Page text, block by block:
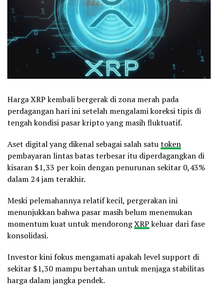
Harga XRP kembali bergerak di zona merah pada
perdagangan hari ini setelah mengalami koreksi tipis di
tengah kondisi pasar kripto yang masih fluktuatif.
Aset digital yang dikenal sebagai salah satutoken
pembayaran lintas batas terbesar itu diperdagangkan di
kisaran $1,33 per koin dengan penurunan sekitar 0,43%
dalam 24 jam terakhir.
Meski pelemahannya relatif kecil, pergerakan ini
menunjukkan bahwa pasar masih belum menemukan
momentum kuat untuk mendorongXRPkeluar dari fase
konsolidasi.
Investor kini fokus mengamati apakah level support di
sekitar $1,30 mampu bertahan untuk menjaga stabilitas
harga dalam jangka pendek.